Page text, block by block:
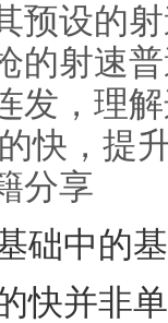
预设的
的射速
发，理
快，提
分享
础中的
快并非